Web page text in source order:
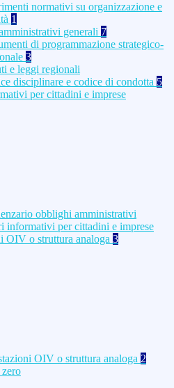
normativi su organizzazione e
1
generali 7
di programmazione strategico-
3
e leggi regionali
disciplinare e codice di condotta 5
per cittadini e imprese
obblighi amministrativi
informativi per cittadini e imprese
OIV o struttura analoga 3
OIV o struttura analoga 2